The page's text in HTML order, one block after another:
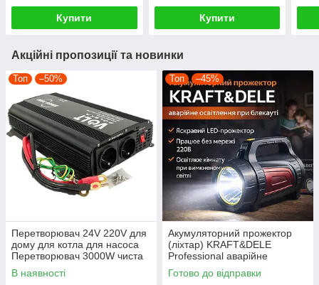
Купити Купити
Акційні пропозиції та новинки
Топ –50%
Перетворювач 24V 220V для
дому для котла для насоса
Перетворювач 3000W чиста
синусоїда
В наявності
Топ –45%
Акумуляторний прожектор
(ліхтар) KRAFT&DELE
Professional аварійне
освітлення для дому, гаража
та вулиці
Готово до відправки